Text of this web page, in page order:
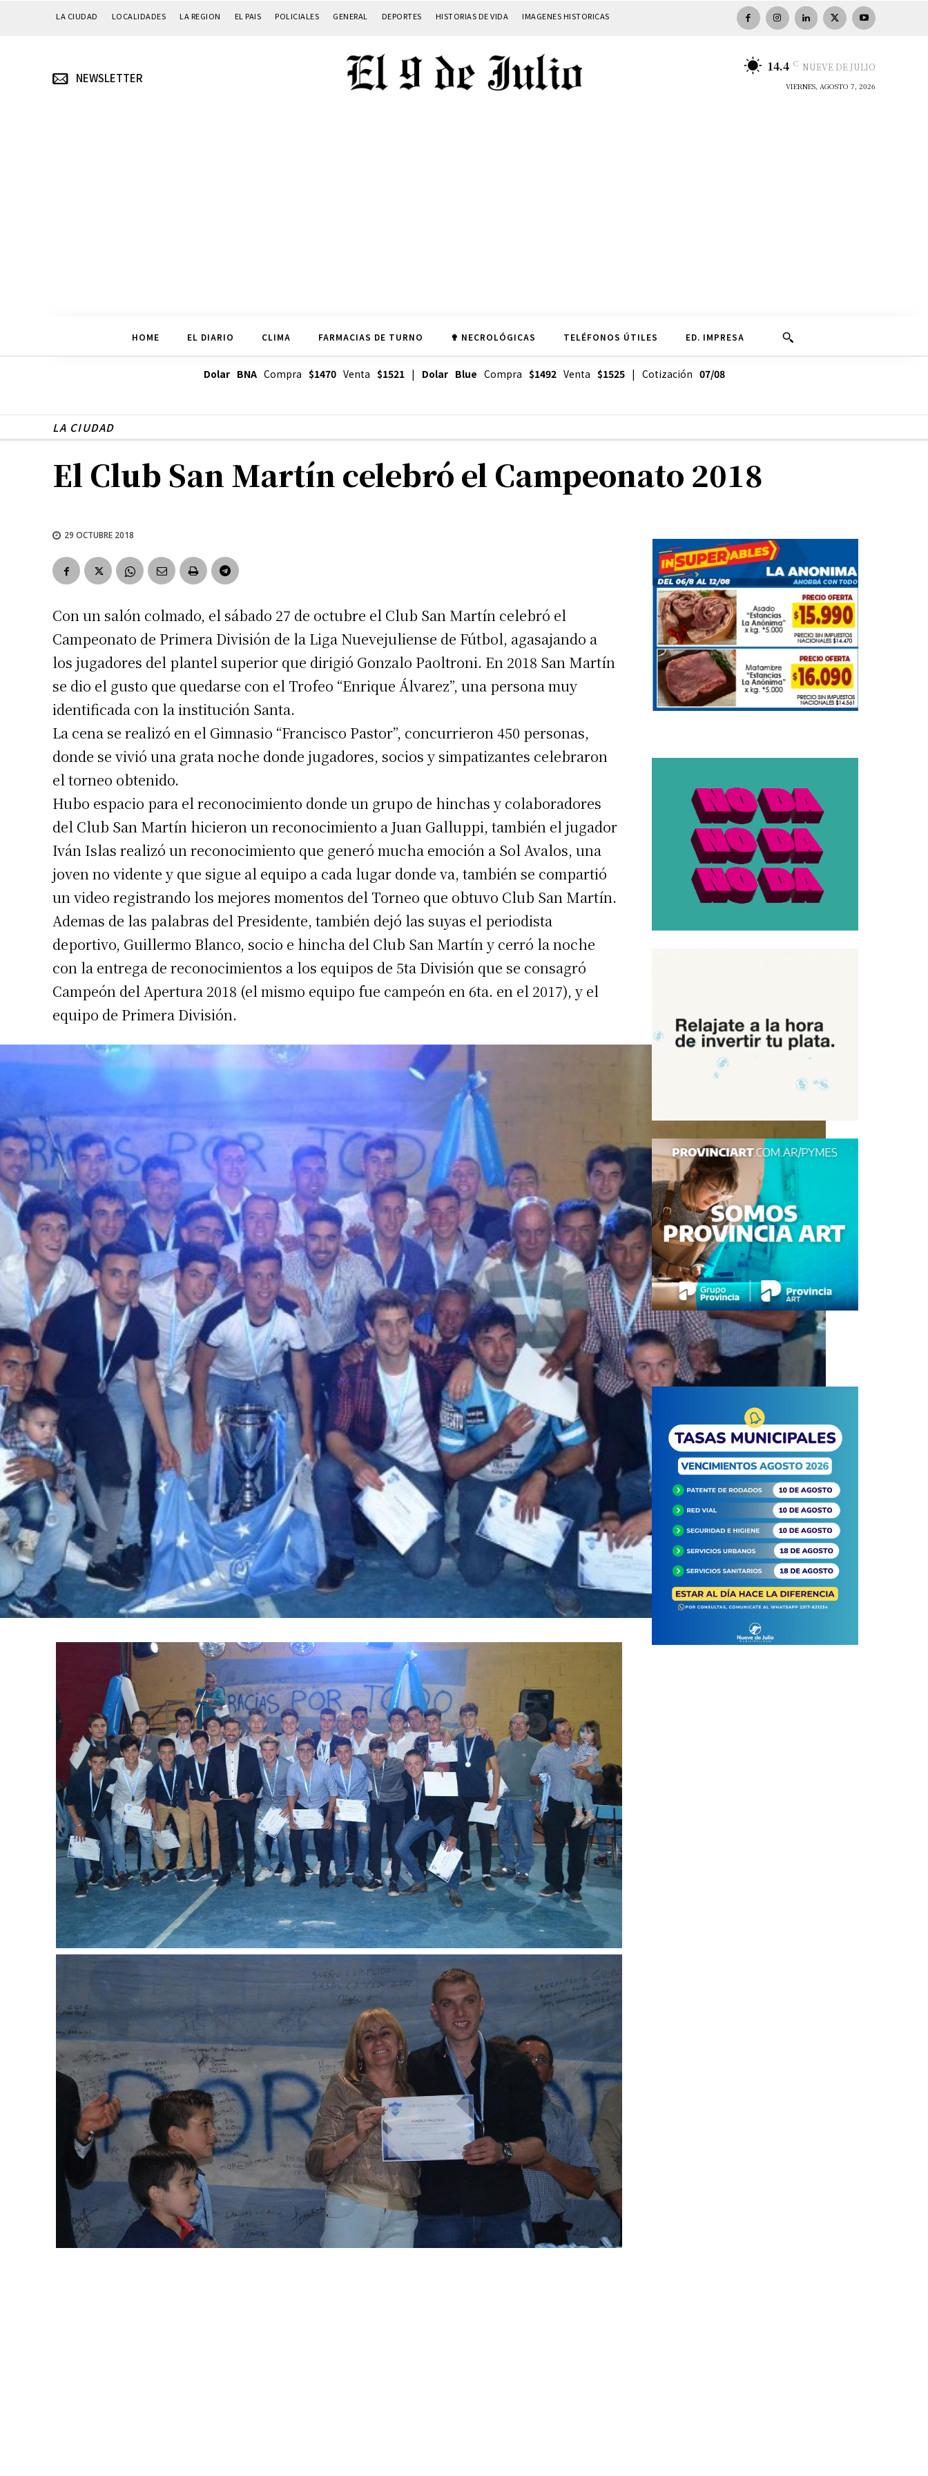
Suscribirme gratis
Requerido
Dirección de correo electrónico*
Nombre
Apellidos
Número de teléfono
LA CIUDAD LOCALIDADES LA REGION EL PAIS POLICIALES GENERAL DEPORTES HISTORIAS DE VIDA IMAGENES HISTORICAS
NEWSLETTER
14.4 C NUEVE DE JULIO
VIERNES, AGOSTO 7, 2026
HOME EL DIARIO CLIMA FARMACIAS DE TURNO ✟ NECROLÓGICAS TELÉFONOS ÚTILES ED. IMPRESA
Dolar BNACompra $1470Venta $1521| Dolar Blue Compra $1492Venta $1525| Cotización 07/08
LA CIUDAD
El Club San Martín celebró el Campeonato 2018
29 OCTUBRE 2018
Con un salón colmado, el sábado 27 de octubre el Club San Martín celebró el
Campeonato de Primera División de la Liga Nuevejuliense de Fútbol, agasajando a
los jugadores del plantel superior que dirigió Gonzalo Paoltroni. En 2018 San Martín
se dio el gusto que quedarse con el Trofeo “Enrique Álvarez”, una persona muy
identificada con la institución Santa.
La cena se realizó en el Gimnasio “Francisco Pastor”, concurrieron 450 personas,
donde se vivió una grata noche donde jugadores, socios y simpatizantes celebraron
el torneo obtenido.
Hubo espacio para el reconocimiento donde un grupo de hinchas y colaboradores
del Club San Martín hicieron un reconocimiento a Juan Galluppi, también el jugador
Iván Islas realizó un reconocimiento que generó mucha emoción a Sol Avalos, una
joven no vidente y que sigue al equipo a cada lugar donde va, también se compartió
un video registrando los mejores momentos del Torneo que obtuvo Club San Martín.
Ademas de las palabras del Presidente, también dejó las suyas el periodista
deportivo, Guillermo Blanco, socio e hincha del Club San Martín y cerró la noche
con la entrega de reconocimientos a los equipos de 5ta División que se consagró
Campeón del Apertura 2018 (el mismo equipo fue campeón en 6ta. en el 2017), y el
equipo de Primera División.